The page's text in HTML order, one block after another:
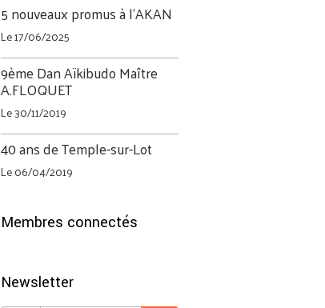
5 nouveaux promus à l'AKAN
Le 17/06/2025
9ème Dan Aïkibudo Maître
A.FLOQUET
Le 30/11/2019
40 ans de Temple-sur-Lot
Le 06/04/2019
Membres connectés
Newsletter